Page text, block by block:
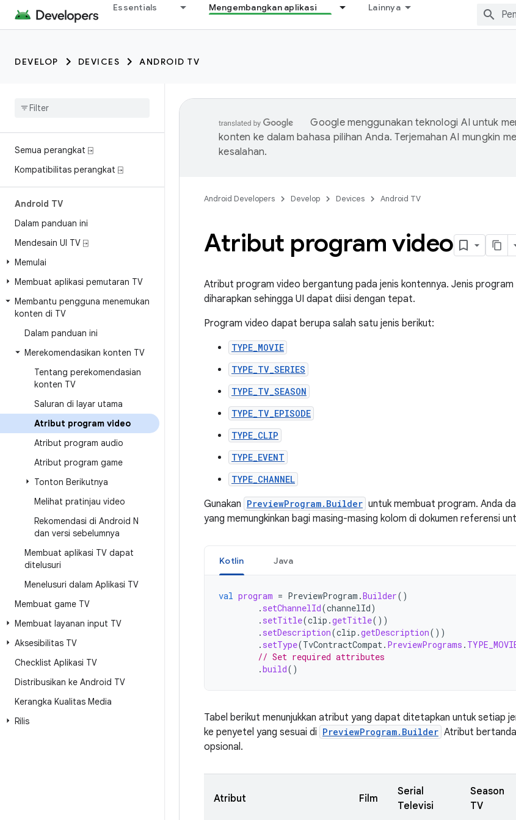
Essentials Mengembangkan aplikasi Lainnya
DEVELOP DEVICES ANDROID TV
Semua perangkat ⍈
Kompatibilitas perangkat ⍈
Android TV
Dalam panduan ini
Mendesain UI TV ⍈
Memulai
Membuat aplikasi pemutaran TV
Membantu pengguna menemukan
konten di TV
Dalam panduan ini
Merekomendasikan konten TV
Tentang perekomendasian
konten TV
Saluran di layar utama
Atribut program video
Atribut program audio
Atribut program game
Tonton Berikutnya
Melihat pratinjau video
Rekomendasi di Android N
dan versi sebelumnya
Membuat aplikasi TV dapat
ditelusuri
Menelusuri dalam Aplikasi TV
Membuat game TV
Membuat layanan input TV
Aksesibilitas TV
Checklist Aplikasi TV
Distribusikan ke Android TV
Kerangka Kualitas Media
Rilis
Google menggunakan teknologi AI untuk
konten ke dalam bahasa pilihan Anda. Terjemahan AI mungkin
kesalahan.
Android Developers Develop Devices Android TV
Atribut program video
Atribut program video bergantung pada jenis kontennya. Jenis
diharapkan sehingga UI dapat diisi dengan tepat.
Program video dapat berupa salah satu jenis berikut:
TYPE_MOVIE
TYPE_TV_SERIES
TYPE_TV_SEASON
TYPE_TV_EPISODE
TYPE_CLIP
TYPE_EVENT
TYPE_CHANNEL
Gunakan PreviewProgram.Builder untuk membuat program. Anda
yang memungkinkan bagi masing-masing kolom di dokumen referensi
Kotlin Java
val program = PreviewProgram .Builder()
. setChannelId(channelId)
. setTitle(clip .getTitle())
. setDescription(clip .getDescription())
. setType(TvContractCompat. PreviewPrograms .
// Set required attributes
.build()
Tabel berikut menunjukkan atribut yang dapat ditetapkan untuk setiap
ke penyetel yang sesuai di PreviewProgram.Builder Atribut bertanda
opsional.
Atribut Film
Serial
Televisi
Season
TV